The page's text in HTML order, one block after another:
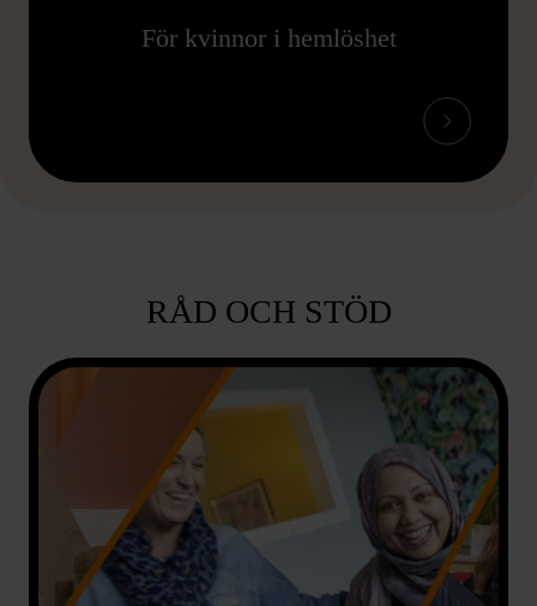
För kvinnor i hemlöshet
RÅD OCH STÖD